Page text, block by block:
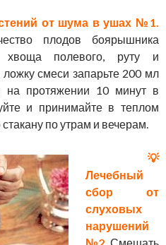
от шума в ушах №1.
плодов боярышника
хвоща полевого, руту и
смеси запарьте 200 мл
на протяжении 10 минут в
и принимайте в теплом
по утрам и вечерам.
💡
Лечебный
сбор от
слуховых
нарушений